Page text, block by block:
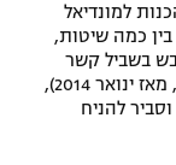
למונדיאל
בין כמה שיטות,
בשביל קשר
התקפי (לא כבש בליגה כבר כמעט שלוש שנים, מאז ינואר 2014),
להניח